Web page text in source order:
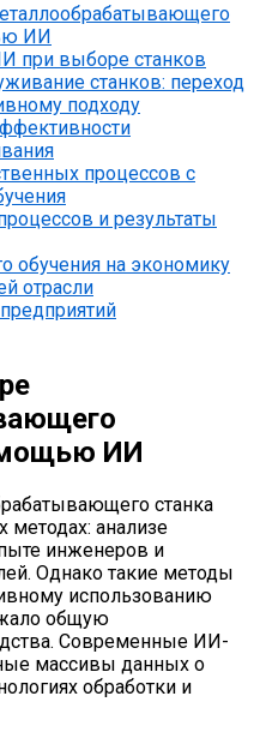
ИИ
при выборе станков
станков: переход
подходу
процессов с
и результаты
обучения на экономику
отрасли
ИИ
станка
методах: анализе
инженеров и
Однако такие методы
использованию
общую
Современные ИИ-
массивы данных о
обработки и